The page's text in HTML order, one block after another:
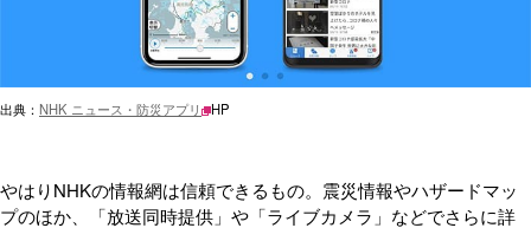
出典： NHK ニュース・防災アプリ HP
やはりNHKの情報網は信頼できるもの。震災情報やハザードマッ
プのほか、「放送同時提供」や「ライブカメラ」などでさらに詳